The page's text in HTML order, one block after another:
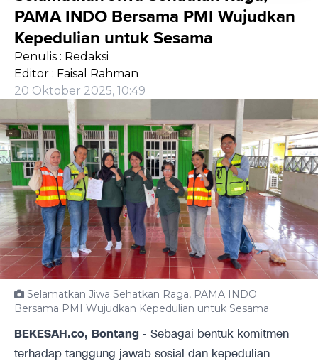
PAMA INDO Bersama PMI Wujudkan
Kepedulian untuk Sesama
Penulis : Redaksi
Editor : Faisal Rahman
20 Oktober 2025, 10:49
Selamatkan Jiwa Sehatkan Raga, PAMA INDO
Bersama PMI Wujudkan Kepedulian untuk Sesama
BEKESAH.co, Bontang - Sebagai bentuk komitmen
terhadap tanggung jawab sosial dan kepedulian